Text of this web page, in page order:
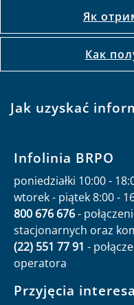
Як
Как
Jak uzyskać
Infolinia BRPO
poniedziałki 10:00 -
wtorek - piątek 8:00 -
800 676 676-
stacjonarnych oraz
(22) 551 77 91 -
operatora
Przyjęcia